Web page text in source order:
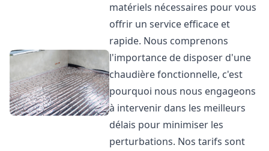
matériels nécessaires pour vous
offrir un service efficace et
rapide. Nous comprenons
l'importance de disposer d'une
chaudière fonctionnelle, c'est
pourquoi nous nous engageons
à intervenir dans les meilleurs
délais pour minimiser les
perturbations. Nos tarifs sont